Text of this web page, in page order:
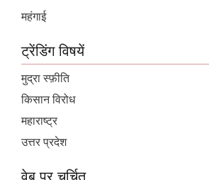
महंगाई
ट्रेंडिंग विषयें
मुद्रा स्फ़ीति
किसान विरोध
महाराष्ट्र
उत्तर प्रदेश
वेब पर चर्चित